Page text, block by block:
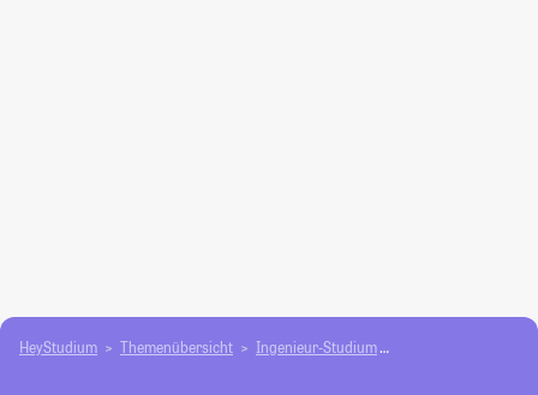
HeyStudium Themenübersicht Ingenieur-Studium